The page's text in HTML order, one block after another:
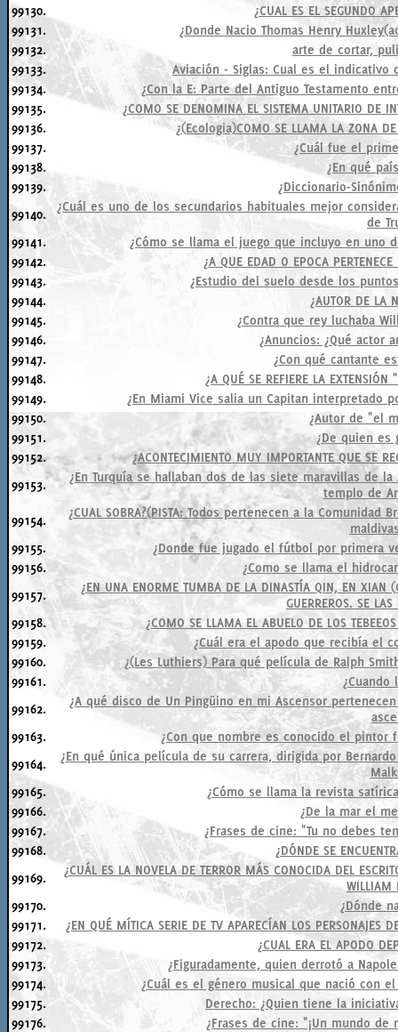
99130.
¿CUAL ES EL SEGUNDO
99131.
¿Donde Nacio Thomas Henry
99132.
arte de cortar,
99133.
Aviación - Siglas: Cual es el indicativo
99134.
¿Con la E: Parte del Antiguo Testamento
99135.
¿COMO SE DENOMINA EL SISTEMA UNITARIO DE
99136.
¿(Ecologia)COMO SE LLAMA LA ZONA
99137.
¿Cuál fue el
99138.
¿En qué
99139.
¿Diccionario-
99140.
¿Cuál es uno de los secundarios habituales mejor
de
99141.
¿Cómo se llama el juego que incluyo en uno
99142.
¿A QUE EDAD O EPOCA
99143.
¿Estudio del suelo desde los
99144.
¿AUTOR DE LA
99145.
¿Contra que rey luchaba
99146.
¿Anuncios: ¿Qué actor
99147.
¿Con qué cantante
99148.
¿A QUÉ SE REFIERE LA
99149.
¿En Miami Vice salia un Capitan interpretado
99150.
¿Autor de "el
99151.
¿De quien es
99152.
¿ACONTECIMIENTO MUY IMPORTANTE QUE SE
99153.
¿En Turquía se hallaban dos de las siete maravillas de
templo de
99154.
¿CUAL SOBRA?(PISTA: Todos pertenecen a la
99155.
¿Donde fue jugado el fútbol por primera
99156.
¿Como se llama el
99157.
¿EN UNA ENORME TUMBA DE LA DINASTÍA QIN, EN XIAN
GUERREROS. SE
99158.
¿COMO SE LLAMA EL ABUELO DE LOS
99159.
¿Cuál era el apodo que recibía el
99160.
¿(Les Luthiers) Para qué película de Ralph
99161.
¿Cuando
99162.
¿A qué disco de Un Pingüino en mi Ascensor
99163.
¿Con que nombre es conocido el pintor
99164.
¿En qué única película de su carrera, dirigida por
99165.
¿Cómo se llama la revista
99166.
¿De la mar el
99167.
¿Frases de cine: "Tu no debes
99168.
¿DÓNDE SE
99169.
¿CUÁL ES LA NOVELA DE TERROR MÁS CONOCIDA DEL
WILLIAM
99170.
¿Dónde
99171.
¿EN QUÉ MÍTICA SERIE DE TV APARECÍAN LOS PERSONAJES
99172.
¿CUAL ERA EL APODO
99173.
¿Figuradamente, quien derrotó a
99174.
¿Cuál es el género musical que nació con
99175.
Derecho: ¿Quien tiene la
99176.
¿Frases de cine: "¡Un mundo